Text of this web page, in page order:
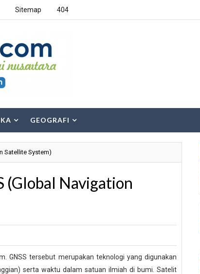
Sitemap 404
GEOGRAFI
Satellite System)
(Global Navigation
GNSS tersebut merupakan teknologi yang digunakan
serta waktu dalam satuan ilmiah di bumi. Satelit